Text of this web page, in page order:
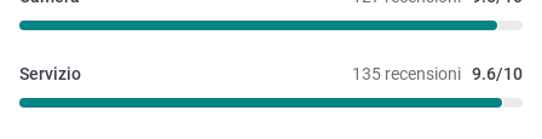
135 recensioni 9.6/10
Servizio